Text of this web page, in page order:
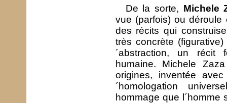
De la sorte, Michele
vue (parfois) ou déroule
des récits qui
très concrète
´abstraction, un
humaine. Michele
origines, inventée
´homologation
hommage que l´homme